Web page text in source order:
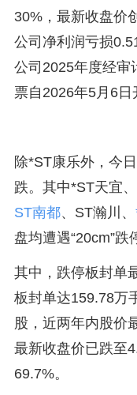
30%，最新收盘价
公司净利润亏损
公司2025年度经审
票自2026年5月6日
除*ST康乐外，今
跌。其中*ST天宜、
ST南都、ST瀚川、
盘均遭遇“20cm”跌
其中，跌停板封单
板封单达159.78万
股，近两年内股价
最新收盘价已跌至
69.7%。